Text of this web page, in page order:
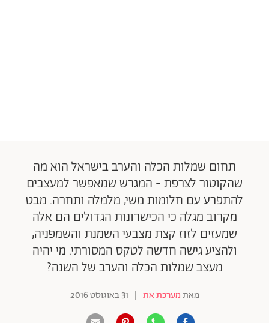
תחום שמלות הכלה והערב בישראל הוא מה
שהקוטור לצרפת - המגרש שמאפשר למעצבים
להתפרע עם חלומות משי, מלמלה ותחרה. מבט
מקרוב מגלה כי הכישרונות הגדולים הם אלה
שמעזים לזוז קצת מצבעי השמנת והשמפניה,
ולהציע גישה חדשה לטקס המסורתי. מי יהיה
מעצב שמלות הכלה והערב של השנה?
מאתמערכת את | 31 באוגוסט 2016